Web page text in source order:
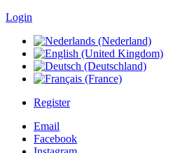
Login
Register
Email
Facebook